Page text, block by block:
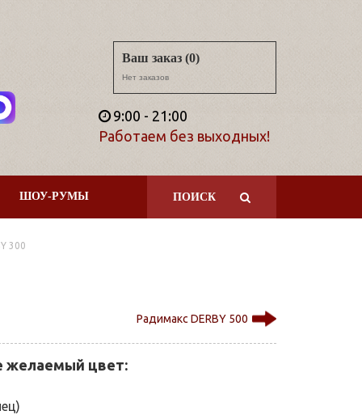
Ваш заказ (0)
Нет заказов
9:00 - 21:00
Работаем без выходных!
ПОИСК
ШОУ-РУМЫ
300
Радимакс DERBY 500
желаемый цвет: